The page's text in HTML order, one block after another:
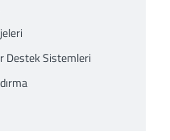
Destek Sistemleri